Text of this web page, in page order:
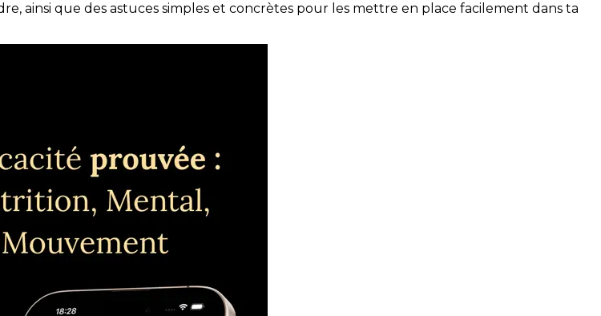
ainsi que des astuces simples et concrètes pour les mettre en place facilement dans ta